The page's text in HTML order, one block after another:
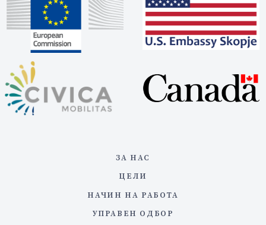
ЗА НАС
ЦЕЛИ
НАЧИН НА РАБОТА
УПРАВЕН ОДБОР